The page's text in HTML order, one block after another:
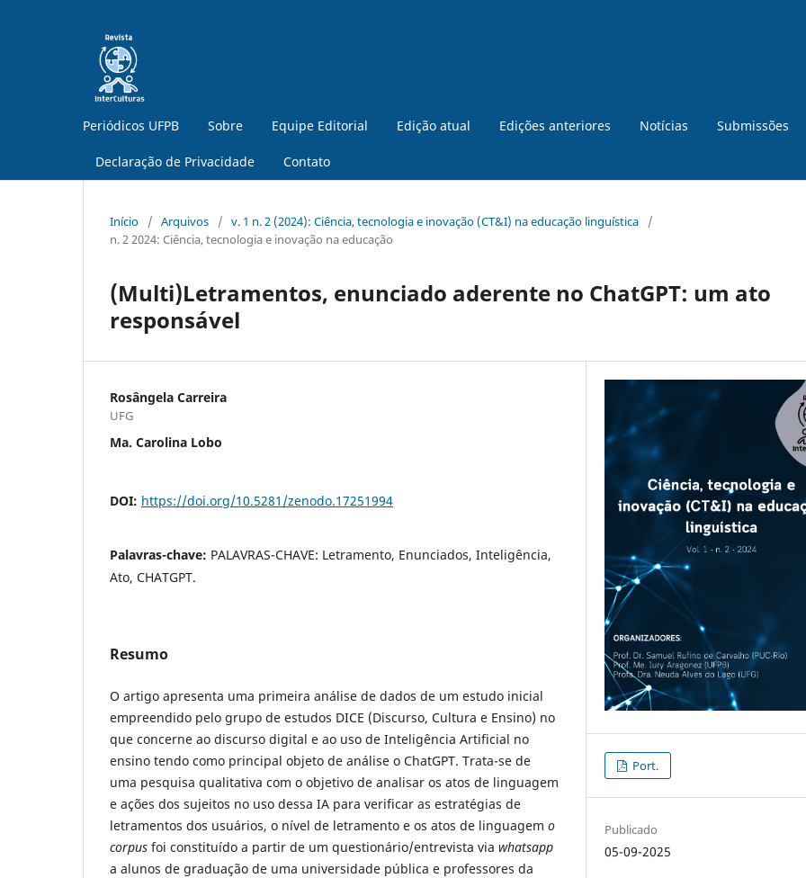
Periódicos UFPB Sobre Equipe Editorial Edição atual Edições anteriores Notícias Submissões
Declaração de Privacidade Contato
Início / Arquivos / v. 1 n. 2 (2024): Ciência, tecnologia e inovação (CT&I) na educação linguística
/
n. 2 2024: Ciência, tecnologia e inovação na educação
(Multi)Letramentos, enunciado aderente no ChatGPT: um ato
responsável
Rosângela Carreira
UFG
Ma. Carolina Lobo
DOI: https://doi.org/10.5281/zenodo.17251994
Palavras-chave: PALAVRAS-CHAVE: Letramento, Enunciados, Inteligência,
Ato, CHATGPT.
Resumo
O artigo apresenta uma primeira análise de dados de um estudo inicial
empreendido pelo grupo de estudos DICE (Discurso, Cultura e Ensino) no
que concerne ao discurso digital e ao uso de Inteligência Artificial no
ensino tendo como principal objeto de análise o ChatGPT. Trata-se de
uma pesquisa qualitativa com o objetivo de analisar os atos de linguagem
e ações dos sujeitos no uso dessa IA para verificar as estratégias de
letramentos dos usuários, o nível de letramento e os atos de linguagem o
corpus foi constituído a partir de um questionário/entrevista via whatsapp
a alunos de graduação de uma universidade pública e professores da
Port.
Publicado
05-09-2025